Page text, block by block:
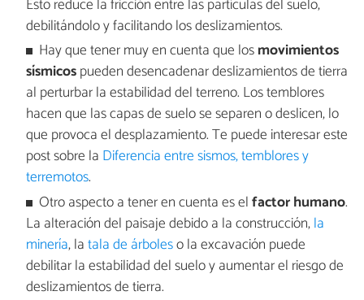
Esto reduce la fricción entre las partículas del suelo,
debilitándolo y facilitando los deslizamientos.
Hay que tener muy en cuenta que losmovimientos
sísmicospueden desencadenar deslizamientos de tierra
al perturbar la estabilidad del terreno. Los temblores
hacen que las capas de suelo se separen o deslicen, lo
que provoca el desplazamiento. Te puede interesar este
post sobre la Diferencia entre sismos, temblores y
terremotos.
Otro aspecto a tener en cuenta es elfactor humano.
La alteración del paisaje debido a la construcción,la
minería, latala de árboleso la excavación puede
debilitar la estabilidad del suelo y aumentar el riesgo de
deslizamientos de tierra.